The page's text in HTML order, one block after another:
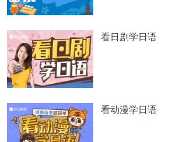
「産後は、母体が疲労しているこ
かりの赤ちゃんの免疫力が低いこ
外の面会を避けるのが一般的とさ
どは、外出を避けるように気をつ
産翌日に“友人”が会いに行くとい
は、違和感を持った視聴者も多か
（芸能担当記者）
看日剧学日语
看动漫学日语